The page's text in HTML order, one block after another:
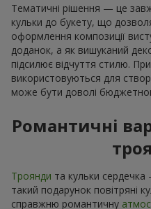
Тематичні рішення — це
кульки до букету, що
оформлення композиції
доданок, а як вишуканий
підсилює відчуття стилю.
використовуються для
може бути доволі
Романтичні
Троянди та кульки
такий подарунок повітряні
справжню романтичну